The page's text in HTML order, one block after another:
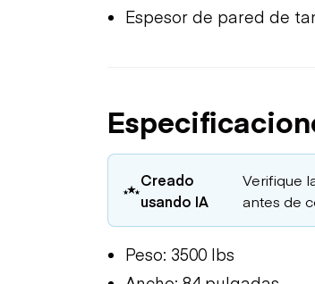
Espesor de pared de
Creado
usando IA
Verifique
antes de
Peso: 3500 lbs